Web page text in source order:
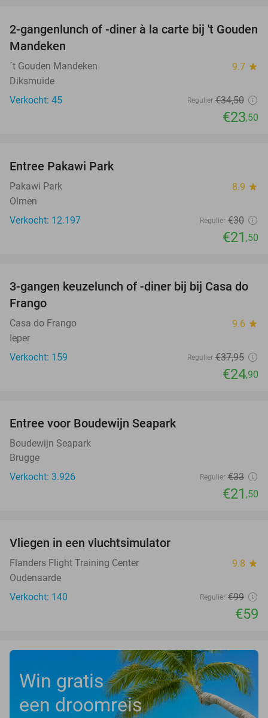
32%
2-gangenlunch of -diner à la carte bij 't Gouden
Mandeken
´t Gouden Mandeken 9.7 star
Diksmuide
Verkocht: 45
Regulier €34,50
€23,50
Entree Pakawi Park
Pakawi Park 8.9 star
Olmen
Verkocht: 12.197
Regulier €30
€21 ,50
34%
3-gangen keuzelunch of -diner bij bij Casa do
Frango
Casa do Frango 9.6 star
Ieper
Verkocht: 159
Regulier €37,95
€24,90
Entree voor Boudewijn Seapark
Boudewijn Seapark
Brugge
Verkocht: 3.926
Regulier €33
€21 ,50
Vliegen in een vluchtsimulator
Flanders Flight Training Center 9.8 star
Oudenaarde
Verkocht: 140
Regulier €99
€59
Win gratis
een droomreis